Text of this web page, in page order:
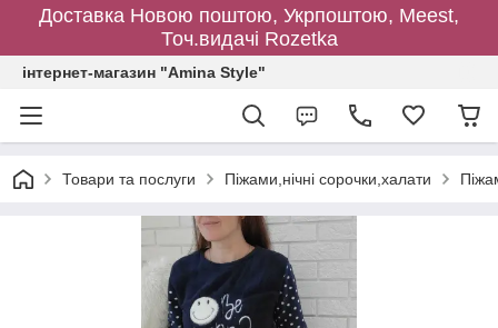
Доставка Новою поштою, Укрпоштою, Meest,
Точ.видачі Rozetka
інтернет-магазин "Amina Style"
Товари та послуги Піжами,нічні сорочки,халати